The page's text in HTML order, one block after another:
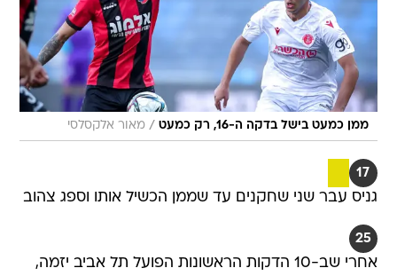
ממן כמעט בישל בדקה ה-16, רק כמעט / מאור אלקסלסי
17
גניס עבר שני שחקנים עד שממן הכשיל אותו וספג צהוב
25
אחרי שב-10 הדקות הראשונות הפועל תל אביב יזמה,